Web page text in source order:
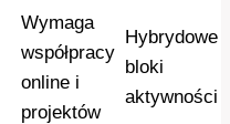
Wymaga
współpracy
online i
projektów
Hybrydowe
bloki
aktywności